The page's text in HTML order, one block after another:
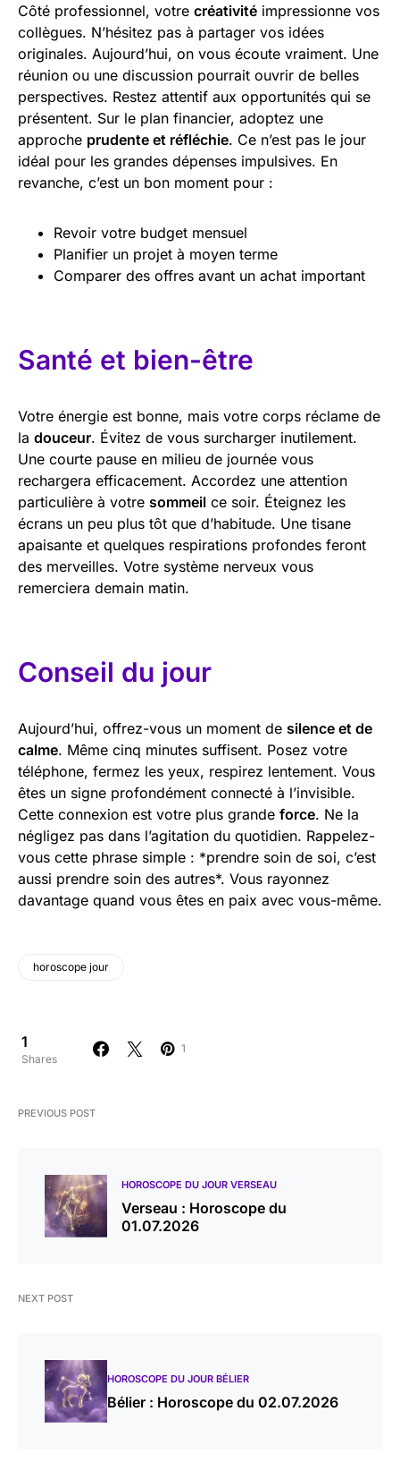
Côté professionnel, votre créativité impressionne vos
collègues. N’hésitez pas à partager vos idées
originales. Aujourd’hui, on vous écoute vraiment. Une
réunion ou une discussion pourrait ouvrir de belles
perspectives. Restez attentif aux opportunités qui se
présentent. Sur le plan financier, adoptez une
approche prudente et réfléchie. Ce n’est pas le jour
idéal pour les grandes dépenses impulsives. En
revanche, c’est un bon moment pour :
Revoir votre budget mensuel
Planifier un projet à moyen terme
Comparer des offres avant un achat important
Santé et bien-être
Votre énergie est bonne, mais votre corps réclame de
la douceur. Évitez de vous surcharger inutilement.
Une courte pause en milieu de journée vous
rechargera efficacement. Accordez une attention
particulière à votre sommeil ce soir. Éteignez les
écrans un peu plus tôt que d’habitude. Une tisane
apaisante et quelques respirations profondes feront
des merveilles. Votre système nerveux vous
remerciera demain matin.
Conseil du jour
Aujourd’hui, offrez-vous un moment de silence et de
calme. Même cinq minutes suffisent. Posez votre
téléphone, fermez les yeux, respirez lentement. Vous
êtes un signe profondément connecté à l’invisible.
Cette connexion est votre plus grande force. Ne la
négligez pas dans l’agitation du quotidien. Rappelez-
vous cette phrase simple : *prendre soin de soi, c’est
aussi prendre soin des autres*. Vous rayonnez
davantage quand vous êtes en paix avec vous-même.
horoscope jour
1
Shares
1
PREVIOUS POST
HOROSCOPE DU JOUR VERSEAU
Verseau : Horoscope du
01.07.2026
NEXT POST
HOROSCOPE DU JOUR BÉLIER
Bélier : Horoscope du 02.07.2026